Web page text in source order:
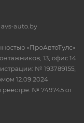
auto.by
«ПроАвтоТулс»
13, офис 14
№ 193789155,
12.09.2024
№ 749745 от